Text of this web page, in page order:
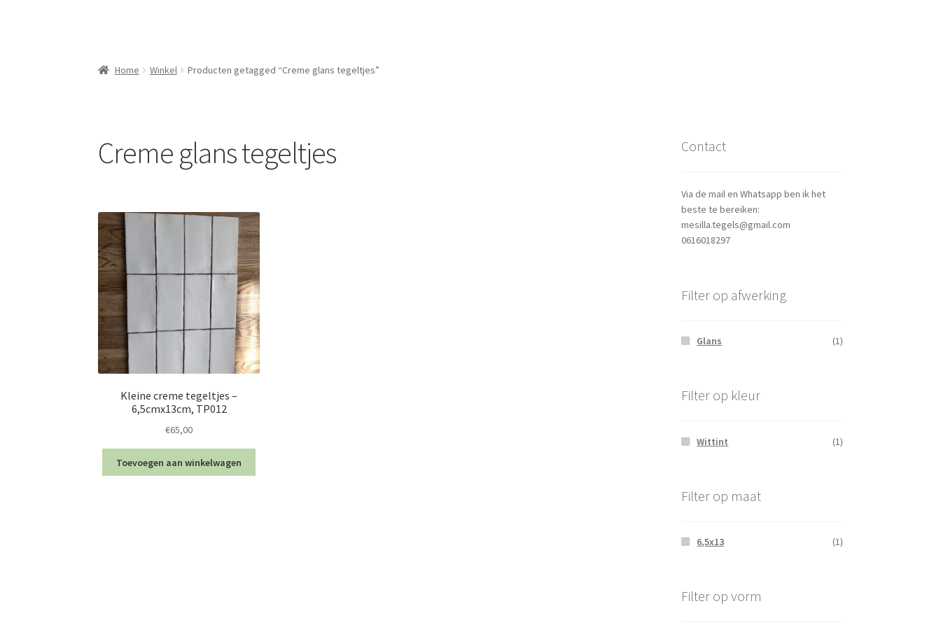
Home Winkel Producten getagged “Creme glans tegeltjes”
Creme glans tegeltjes
Kleine creme tegeltjes –
6,5cmx13cm, TP012
€65,00
Toevoegen aan winkelwagen
Contact
Via de mail en Whatsapp ben ik het
beste te bereiken:
mesilla.tegels@gmail.com
0616018297
Filter op afwerking
Glans (1)
Filter op kleur
Wittint (1)
Filter op maat
6,5x13 (1)
Filter op vorm